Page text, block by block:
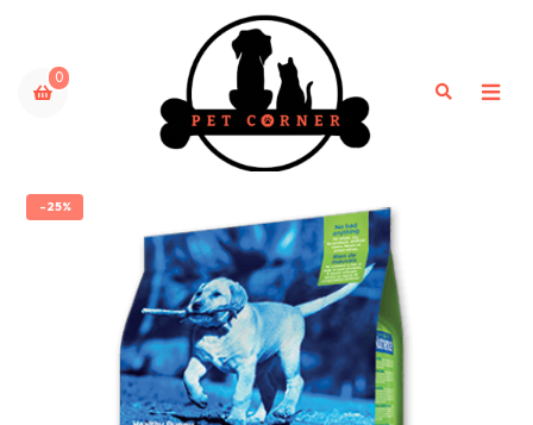
0
-25%